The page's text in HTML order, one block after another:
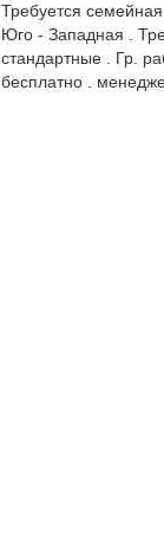
Требуется
Юго - Западная .
стандартные . Гр.
бесплатно .